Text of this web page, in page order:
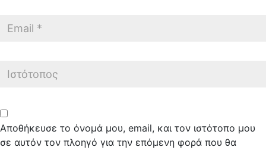
Αποθήκευσε το όνομά μου, email, και τον ιστότοπο μου
σε αυτόν τον πλοηγό για την επόμενη φορά που θα